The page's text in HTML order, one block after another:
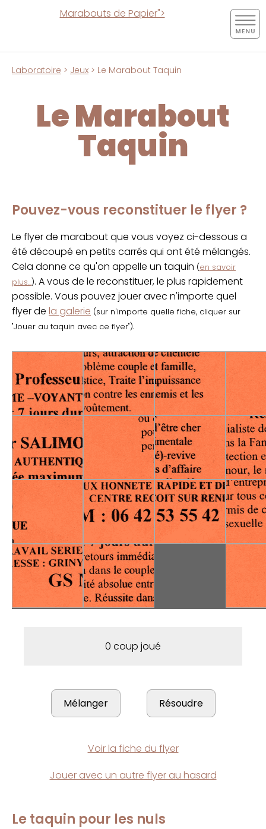
Marabouts de Papier">
Laboratoire > Jeux > Le Marabout Taquin
Le Marabout
Taquin
Pouvez-vous reconstituer le flyer ?
Le flyer de marabout que vous voyez ci-dessous a
été découpé en petits carrés qui ont été mélangés.
Cela donne ce qu'on appelle un taquin (en savoir
plus...). A vous de le reconstituer, le plus rapidement
possible. Vous pouvez jouer avec n'importe quel
flyer de la galerie (sur n'importe quelle fiche, cliquer sur
"Jouer au taquin avec ce flyer").
0 coup joué
Voir la fiche du flyer
Jouer avec un autre flyer au hasard
Le taquin pour les nuls